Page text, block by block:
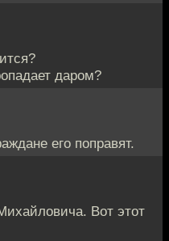
даром?
его поправят.
Вот этот